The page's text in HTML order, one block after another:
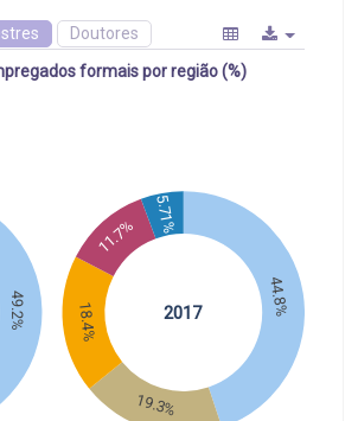
Doutores
formais por região (%)
49.2% 44.8%
19.3%
18.4%
11.7%
5.71%
2017